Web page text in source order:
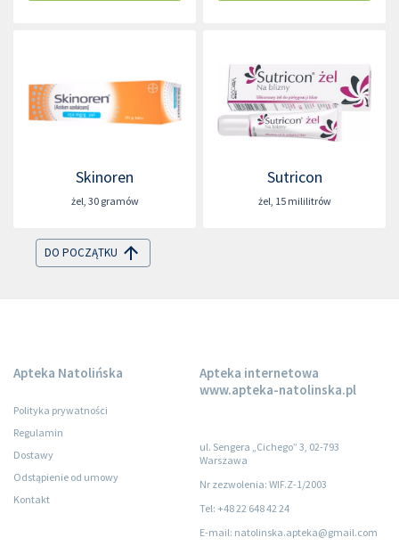
Skinoren
żel, 30 gramów
Sutricon
żel, 15 mililitrów
DO POCZĄTKU
Apteka Natolińska
Polityka prywatności
Regulamin
Dostawy
Odstąpienie od umowy
Kontakt
Apteka internetowa
www.apteka-natolinska.pl
ul. Sengera „Cichego” 3, 02-793
Warszawa
Nr zezwolenia: WIF.Z-1/2003
Tel: +48 22 648 42 24
E-mail: natolinska.apteka@gmail.com